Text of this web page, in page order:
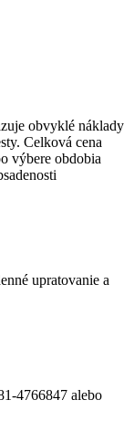
obvyklé náklady
Celková cena
výbere obdobia
upratovanie a
4766847 alebo